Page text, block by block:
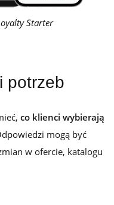
Starter
potrzeb
co klienci wybierają
mogą być
w ofercie, katalogu